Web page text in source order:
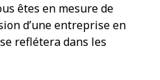
êtes en mesure de
d’une entreprise en
reflétera dans les